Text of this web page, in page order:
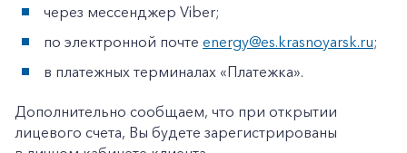
через мессенджер Viber;
по электронной почте energy@es.krasnoyarsk.ru;
в платежных терминалах «Платежка».
Дополнительно сообщаем, что при открытии
лицевого счета, Вы будете зарегистрированы